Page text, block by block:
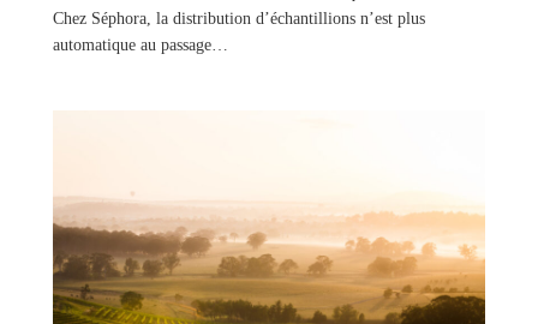
Chez Séphora, la distribution d’échantillions n’est plus
automatique au passage…